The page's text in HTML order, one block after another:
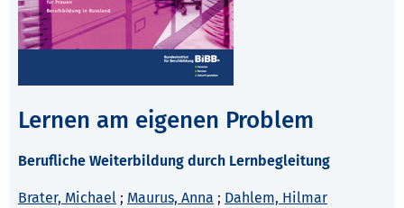
Lernen am eigenen Problem
Berufliche Weiterbildung durch Lernbegleitung
Brater, Michael ; Maurus, Anna ; Dahlem, Hilmar